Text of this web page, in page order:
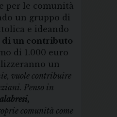
per le comunità
un gruppo di
e ideando
di un contributo
di 1.000 euro
un
vuole contribuire
Penso in
comunità come